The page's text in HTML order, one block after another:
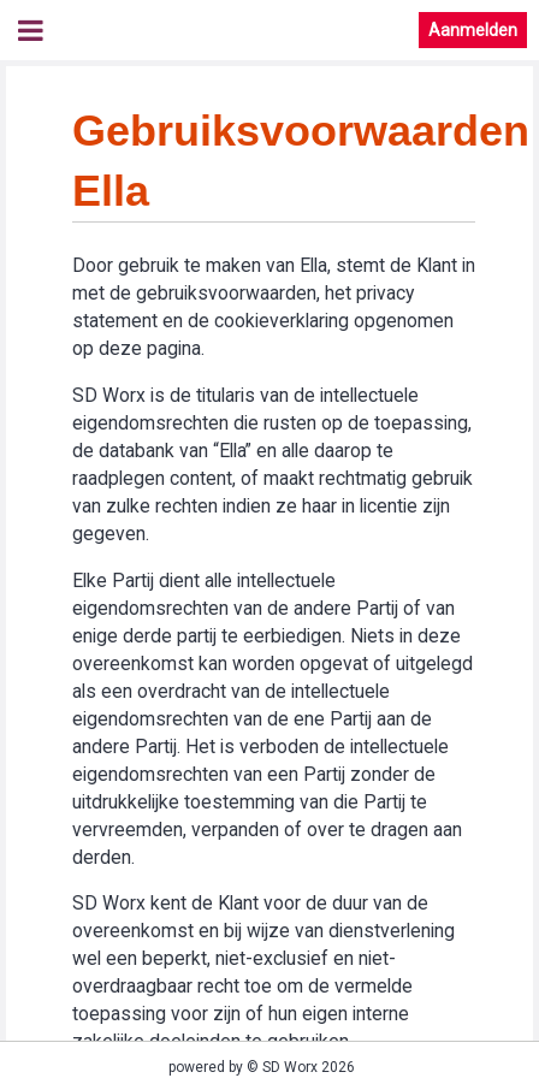
Aanmelden
Gebruiksvoorwaarden
Ella
Door gebruik te maken van Ella, stemt de Klant in
met de gebruiksvoorwaarden, het privacy
statement en de cookieverklaring opgenomen
op deze pagina.
SD Worx is de titularis van de intellectuele
eigendomsrechten die rusten op de toepassing,
de databank van “Ella” en alle daarop te
raadplegen content, of maakt rechtmatig gebruik
van zulke rechten indien ze haar in licentie zijn
gegeven.
Elke Partij dient alle intellectuele
eigendomsrechten van de andere Partij of van
enige derde partij te eerbiedigen. Niets in deze
overeenkomst kan worden opgevat of uitgelegd
als een overdracht van de intellectuele
eigendomsrechten van de ene Partij aan de
andere Partij. Het is verboden de intellectuele
eigendomsrechten van een Partij zonder de
uitdrukkelijke toestemming van die Partij te
vervreemden, verpanden of over te dragen aan
derden.
SD Worx kent de Klant voor de duur van de
overeenkomst en bij wijze van dienstverlening
wel een beperkt, niet-exclusief en niet-
overdraagbaar recht toe om de vermelde
toepassing voor zijn of hun eigen interne
zakelijke doeleinden te gebruiken
(“Gebruiksrecht”).powered by © SD Worx 2026